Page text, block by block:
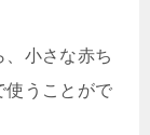
小さな赤ち
使うことがで